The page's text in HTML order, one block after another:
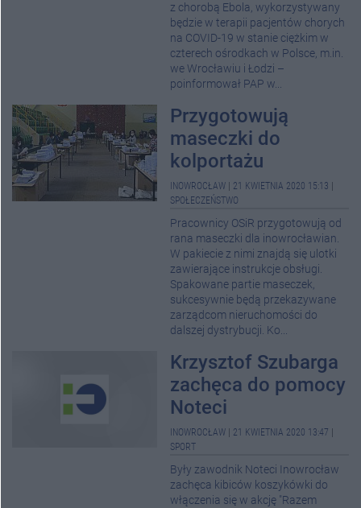
z chorobą Ebola, wykorzystywany
będzie w terapii pacjentów chorych
na COVID-19 w stanie ciężkim w
czterech ośrodkach w Polsce, m.in.
we Wrocławiu i Łodzi –
poinformował PAP w...
Przygotowują
maseczki do
kolportażu
INOWROCŁAW 21 KWIETNIA 2020 15:13
SPOŁECZEŃSTWO
Pracownicy OSiR przygotowują od
rana maseczki dla inowrocławian.
W pakiecie z nimi znajdą się ulotki
zawierające instrukcje obsługi.
Spakowane partie maseczek,
sukcesywnie będą przekazywane
zarządcom nieruchomości do
dalszej dystrybucji. Ko...
Krzysztof Szubarga
zachęca do pomocy
Noteci
INOWROCŁAW 21 KWIETNIA 2020 13:47
SPORT
Były zawodnik Noteci Inowrocław
zachęca kibiców koszykówki do
włączenia się w akcję "Razem